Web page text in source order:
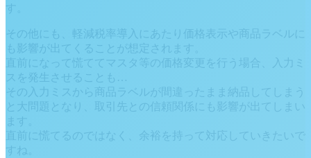
す。
その他にも、軽減税率導入にあたり価格表示や商品ラベルに
も影響が出てくることが想定されます。
直前になって慌ててマスタ等の価格変更を行う場合、入力ミ
スを発生させることも…
その入力ミスから商品ラベルが間違ったまま納品してしまう
と大問題となり、取引先との信頼関係にも影響が出てしまい
ます。
直前に慌てるのではなく、余裕を持って対応していきたいで
すね。